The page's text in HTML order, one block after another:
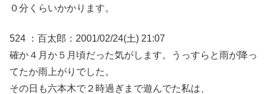
０分くらいかかります。
524 ：百太郎：2001/02/24(土) 21:07
確か４月か５月頃だった気がします。うっすらと雨が降っ
てたか雨上がりでした。
その日も六本木で２時過ぎまで遊んでた私は、